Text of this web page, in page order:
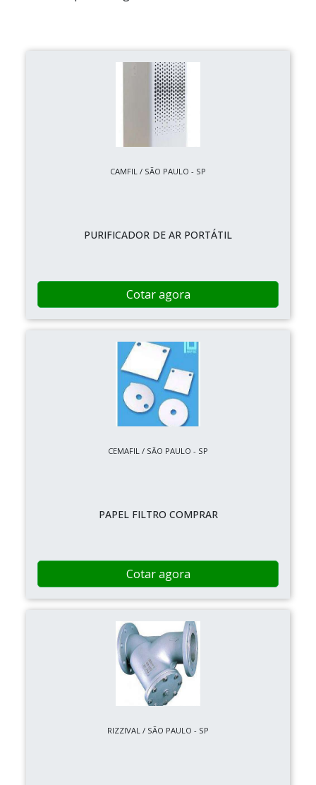
CAMFIL / SÃO PAULO - SP
PURIFICADOR DE AR PORTÁTIL
Cotar agora
CEMAFIL / SÃO PAULO - SP
PAPEL FILTRO COMPRAR
Cotar agora
RIZZIVAL / SÃO PAULO - SP